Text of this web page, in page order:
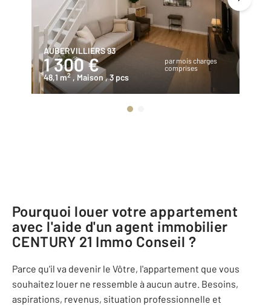
AUBERVILLIERS 93
1 300 €
par mois charges
comprises
48,1 m2 , Maison , 3 pcs
Pourquoi louer votre appartement
avec l'aide d'un agent immobilier
CENTURY 21 Immo Conseil ?
Parce qu'il va devenir le Vôtre, l'appartement que vous
souhaitez louer ne ressemble à aucun autre. Besoins,
aspirations, revenus, situation professionnelle et